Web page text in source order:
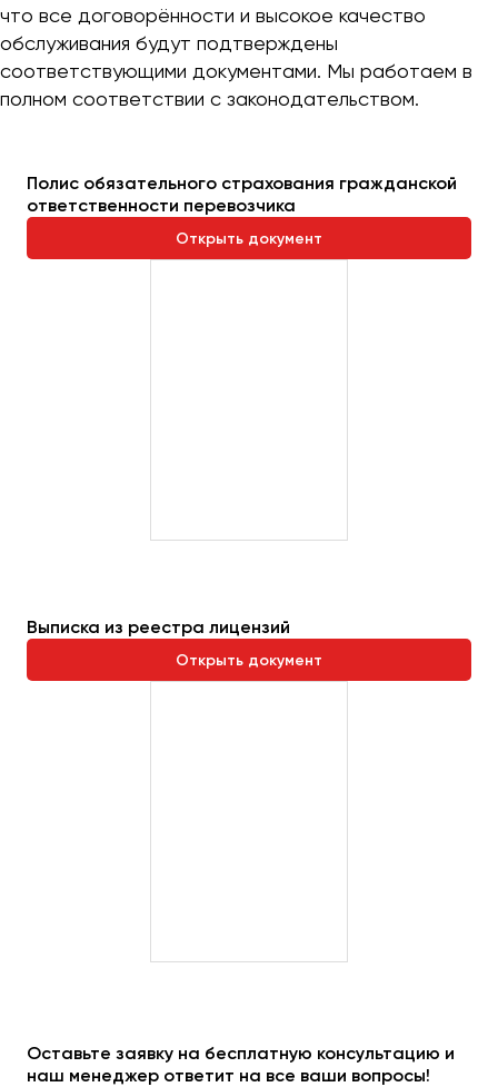
что все договорённости и высокое качество
обслуживания будут подтверждены
соответствующими документами. Мы работаем в
полном соответствии с законодательством.
Полис обязательного страхования гражданской
ответственности перевозчика
Открыть документ
Выписка из реестра лицензий
Открыть документ
Оставьте заявку на бесплатную консультацию и
наш менеджер ответит на все ваши вопросы!